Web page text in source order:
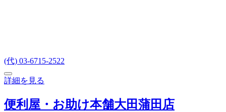
(代) 03-6715-2522
詳細を見る
便利屋・お助け本舗大田蒲田店